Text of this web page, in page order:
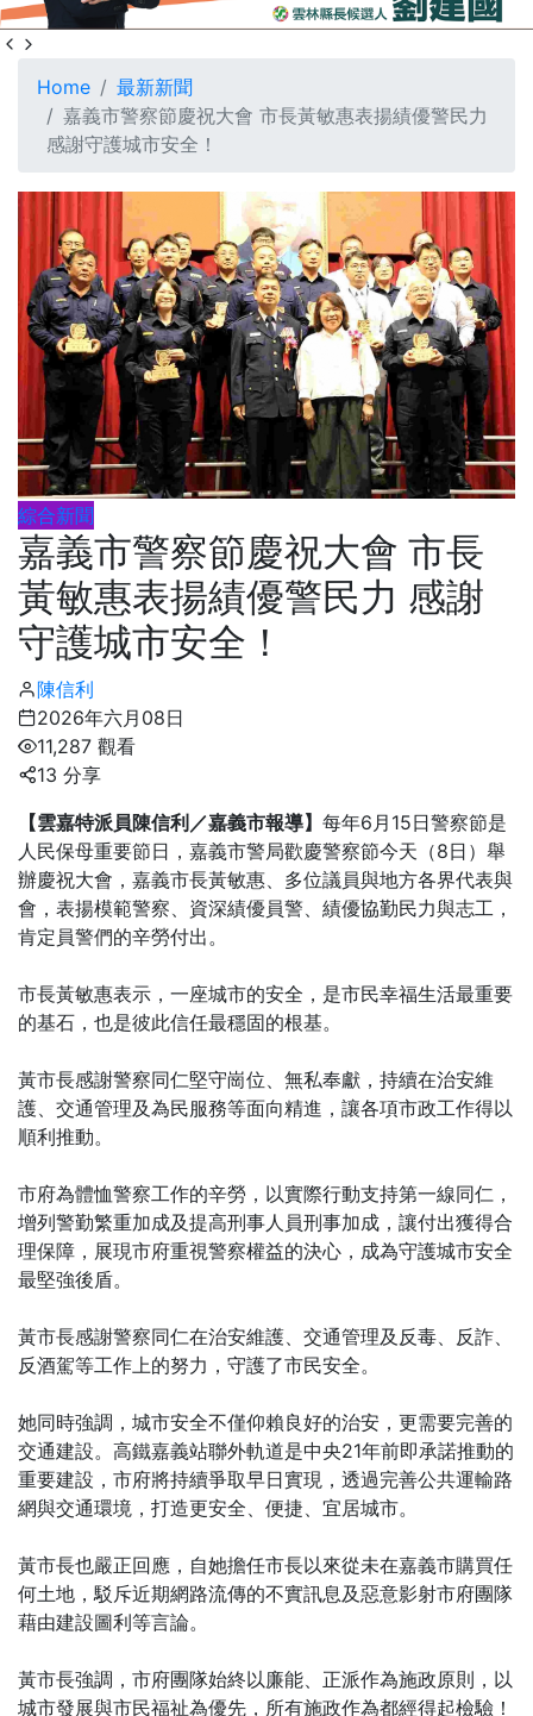
Home
最新新聞
嘉義市警察節慶祝大會 市長黃敏惠表揚績優警民力
感謝守護城市安全！
綜合新聞
嘉義市警察節慶祝大會 市長
黃敏惠表揚績優警民力 感謝
守護城市安全！
陳信利
2026年六月08日
11,287 觀看
13 分享
【雲嘉特派員陳信利／嘉義市報導】 每年6月15日警察節是
人民保母重要節日，嘉義市警局歡慶警察節今天（8日）舉
辦慶祝大會，嘉義市長黃敏惠、多位議員與地方各界代表與
會，表揚模範警察、資深績優員警、績優協勤民力與志工，
肯定員警們的辛勞付出。
市長黃敏惠表示，一座城市的安全，是市民幸福生活最重要
的基石，也是彼此信任最穩固的根基。
黃市長感謝警察同仁堅守崗位、無私奉獻，持續在治安維
護、交通管理及為民服務等面向精進，讓各項市政工作得以
順利推動。
市府為體恤警察工作的辛勞，以實際行動支持第一線同仁，
增列警勤繁重加成及提高刑事人員刑事加成，讓付出獲得合
理保障，展現市府重視警察權益的決心，成為守護城市安全
最堅強後盾。
黃市長感謝警察同仁在治安維護、交通管理及反毒、反詐、
反酒駕等工作上的努力，守護了市民安全。
她同時強調，城市安全不僅仰賴良好的治安，更需要完善的
交通建設。高鐵嘉義站聯外軌道是中央21年前即承諾推動的
重要建設，市府將持續爭取早日實現，透過完善公共運輸路
網與交通環境，打造更安全、便捷、宜居城市。
黃市長也嚴正回應，自她擔任市長以來從未在嘉義市購買任
何土地，駁斥近期網路流傳的不實訊息及惡意影射市府團隊
藉由建設圖利等言論。
黃市長強調，市府團隊始終以廉能、正派作為施政原則，以
城市發展與市民福祉為優先，所有施政作為都經得起檢驗！